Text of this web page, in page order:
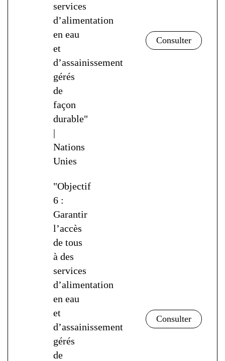
services
d’alimentation
en eau
et
d’assainissement
gérés
de
façon
durable"
|
Nations
Unies
"Objectif
6 :
Garantir
l’accès
de tous
à des
services
d’alimentation
en eau
et
d’assainissement
gérés
de